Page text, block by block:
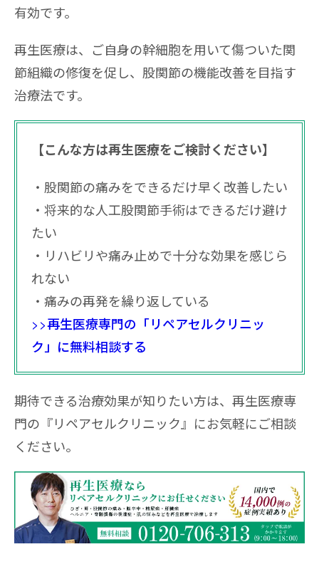
有効です。
再生医療は、ご自身の幹細胞を用いて傷ついた関
節組織の修復を促し、股関節の機能改善を目指す
治療法です。
【こんな方は再生医療をご検討ください】
股関節の痛みをできるだけ早く改善したい
将来的な人工股関節手術はできるだけ避け
たい
リハビリや痛み止めで十分な効果を感じら
れない
痛みの再発を繰り返している
>>再生医療専門の「リペアセルクリニッ
ク」に無料相談する
期待できる治療効果が知りたい方は、再生医療専
門の『リペアセルクリニック』にお気軽にご相談
ください。